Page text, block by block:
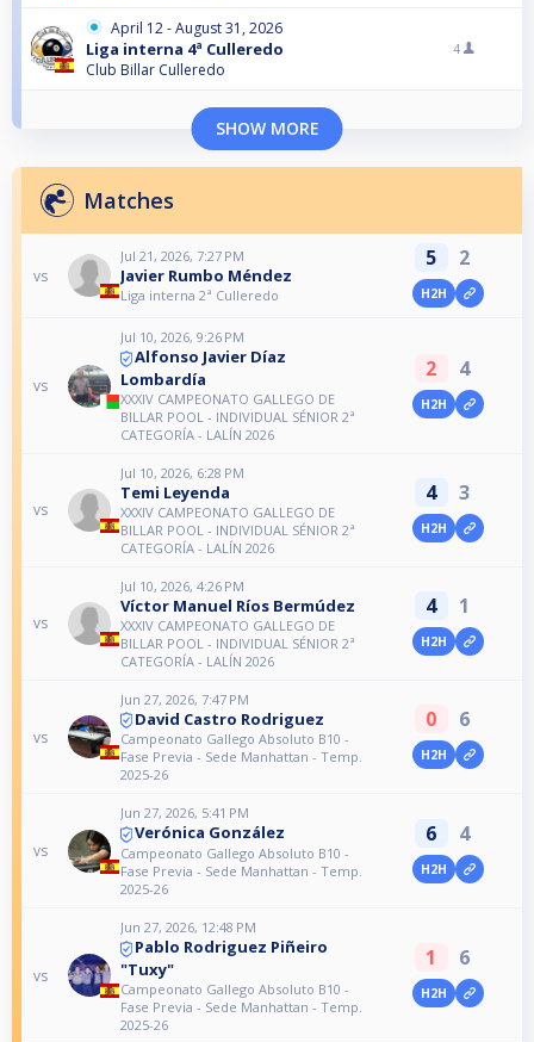
April 12 - August 31, 2026
Liga interna 4ª Culleredo
Club Billar Culleredo
4
SHOW MORE
Matches
vs
Jul 21, 2026, 7:27 PM
Javier Rumbo Méndez
Liga interna 2ª Culleredo
5 2
H2H
vs
Jul 10, 2026, 9:26 PM
Alfonso Javier Díaz
Lombardía
XXXIV CAMPEONATO GALLEGO DE
BILLAR POOL - INDIVIDUAL SÉNIOR 2ª
CATEGORÍA - LALÍN 2026
2 4
H2H
vs
Jul 10, 2026, 6:28 PM
Temi Leyenda
XXXIV CAMPEONATO GALLEGO DE
BILLAR POOL - INDIVIDUAL SÉNIOR 2ª
CATEGORÍA - LALÍN 2026
4 3
H2H
vs
Jul 10, 2026, 4:26 PM
Víctor Manuel Ríos Bermúdez
XXXIV CAMPEONATO GALLEGO DE
BILLAR POOL - INDIVIDUAL SÉNIOR 2ª
CATEGORÍA - LALÍN 2026
4 1
H2H
vs
Jun 27, 2026, 7:47 PM
David Castro Rodriguez
Campeonato Gallego Absoluto B10 -
Fase Previa - Sede Manhattan - Temp.
2025-26
0 6
H2H
vs
Jun 27, 2026, 5:41 PM
Verónica González
Campeonato Gallego Absoluto B10 -
Fase Previa - Sede Manhattan - Temp.
2025-26
6 4
H2H
vs
Jun 27, 2026, 12:48 PM
Pablo Rodriguez Piñeiro
"Tuxy"
Campeonato Gallego Absoluto B10 -
Fase Previa - Sede Manhattan - Temp.
2025-26
1 6
H2H